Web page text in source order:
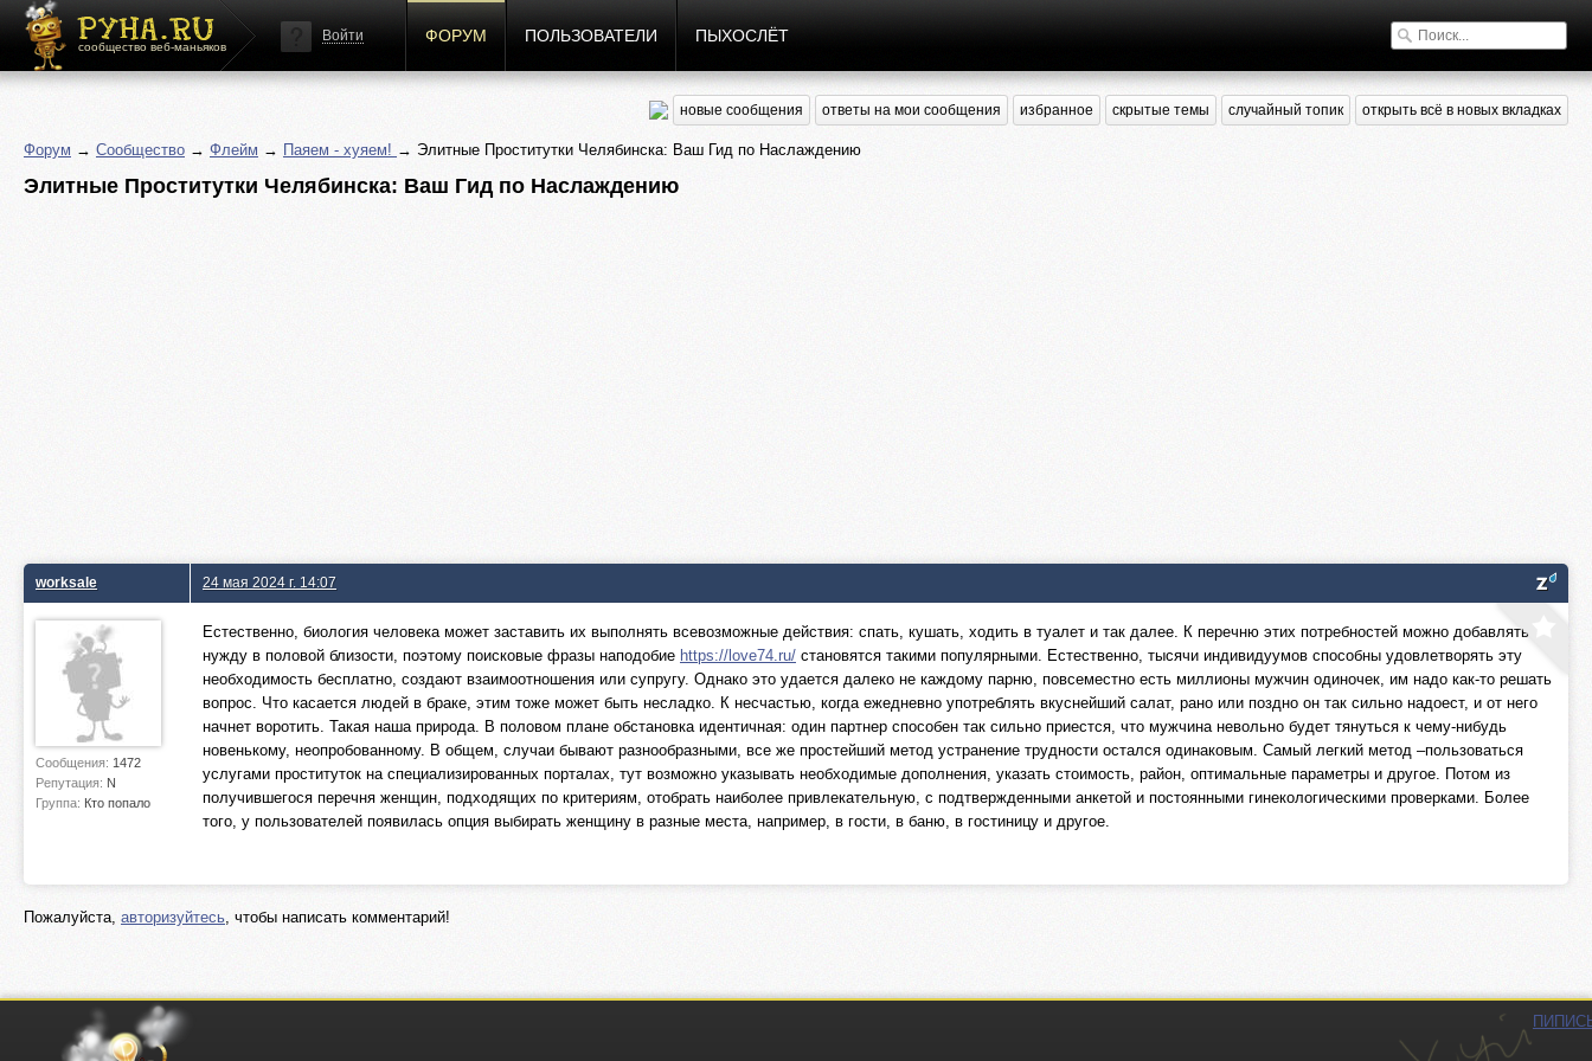
сообщество веб-маньяков
Войти ФОРУМ ПОЛЬЗОВАТЕЛИ ПЫХОСЛЁТ
новые сообщения ответы на мои сообщения избранное скрытые темы случайный топик открыть всё в новых вкладках
Форум → Сообщество → Флейм → Паяем - хуяем! → Элитные Проститутки Челябинска: Ваш Гид по Наслаждению
Элитные Проститутки Челябинска: Ваш Гид по Наслаждению
worksale
Сообщения: 1472
Репутация: N
Группа: Кто попало
24 мая 2024 г. 14:07
Естественно, биология человека может заставить их выполнять всевозможные действия: спать, кушать, ходить в туалет и так далее. К перечню этих потребностей можно добавлять
нужду в половой близости, поэтому поисковые фразы наподобие https://love74.ru/ становятся такими популярными. Естественно, тысячи индивидуумов способны удовлетворять эту
необходимость бесплатно, создают взаимоотношения или супругу. Однако это удается далеко не каждому парню, повсеместно есть миллионы мужчин одиночек, им надо как-то решать
вопрос. Что касается людей в браке, этим тоже может быть несладко. К несчастью, когда ежедневно употреблять вкуснейший салат, рано или поздно он так сильно надоест, и от него
начнет воротить. Такая наша природа. В половом плане обстановка идентичная: один партнер способен так сильно приестся, что мужчина невольно будет тянуться к чему-нибудь
новенькому, неопробованному. В общем, случаи бывают разнообразными, все же простейший метод устранение трудности остался одинаковым. Самый легкий метод –пользоваться
услугами проституток на специализированных порталах, тут возможно указывать необходимые дополнения, указать стоимость, район, оптимальные параметры и другое. Потом из
получившегося перечня женщин, подходящих по критериям, отобрать наиболее привлекательную, с подтвержденными анкетой и постоянными гинекологическими проверками. Более
того, у пользователей появилась опция выбирать женщину в разные места, например, в гости, в баню, в гостиницу и другое.
Пожалуйста, авторизуйтесь, чтобы написать комментарий!